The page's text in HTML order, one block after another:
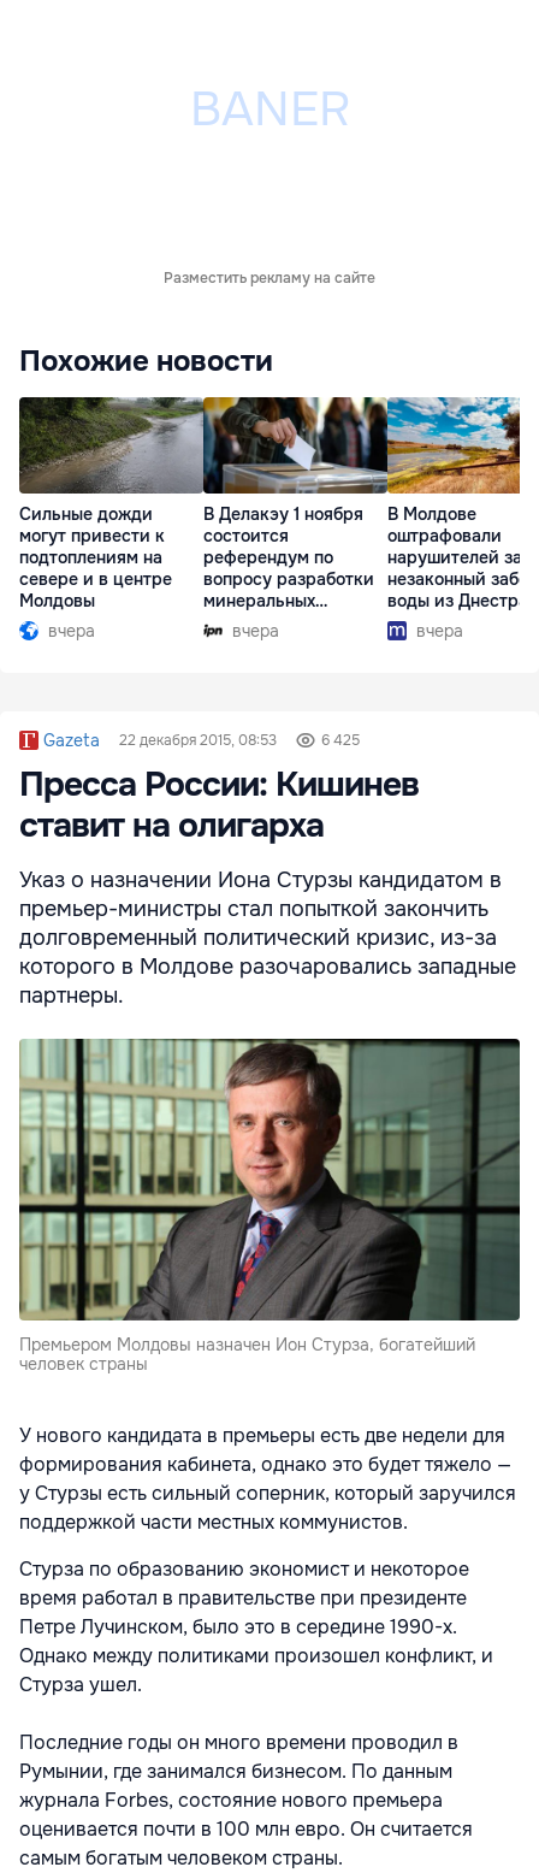
Разместить рекламу на сайте
Похожие новости
Сильные дожди
могут привести к
подтоплениям на
севере и в центре
Молдовы
вчера
В Делакэу 1 ноября
состоится
референдум по
вопросу разработки
минеральных
ресурсов
вчера
В Молдове
оштрафовали
нарушителей за
незаконный забор
воды из Днестра
вчера
Gazeta 22 декабря 2015, 08:53 6 425
Пресса России: Кишинев
ставит на олигарха
Указ о назначении Иона Стурзы кандидатом в
премьер-министры стал попыткой закончить
долговременный политический кризис, из-за
которого в Молдове разочаровались западные
партнеры.
Премьером Молдовы назначен Ион Стурза, богатейший
человек страны
У нового кандидата в премьеры есть две недели для
формирования кабинета, однако это будет тяжело —
у Стурзы есть сильный соперник, который заручился
поддержкой части местных коммунистов.
Стурза по образованию экономист и некоторое
время работал в правительстве при президенте
Петре Лучинском, было это в середине 1990-х.
Однако между политиками произошел конфликт, и
Стурза ушел.
Последние годы он много времени проводил в
Румынии, где занимался бизнесом. По данным
журнала Forbes, состояние нового премьера
оценивается почти в 100 млн евро. Он считается
самым богатым человеком страны.